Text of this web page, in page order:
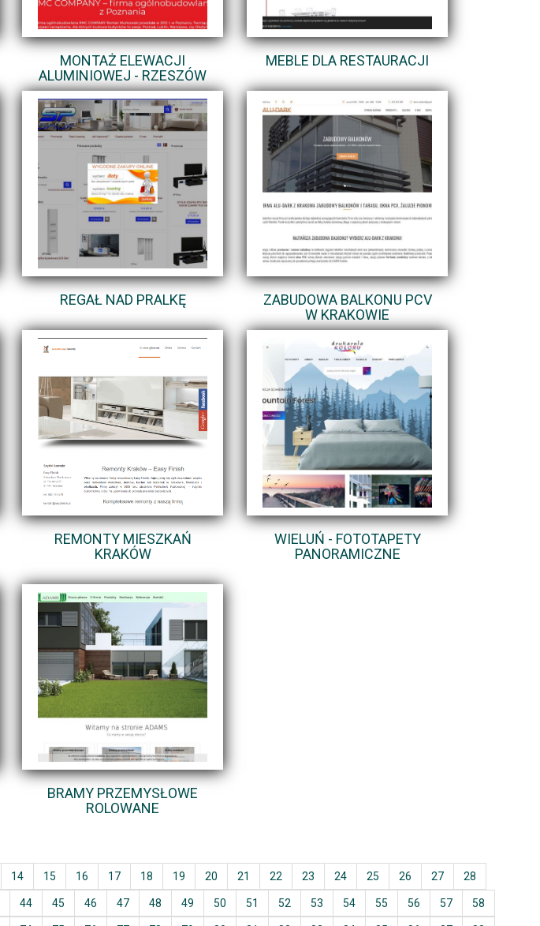
MONTAŻ ELEWACJI
ALUMINIOWEJ - RZESZÓW
MEBLE DLA RESTAURACJI
REGAŁ NAD PRALKĘ
ZABUDOWA BALKONU PCV
W KRAKOWIE
REMONTY MIESZKAŃ
KRAKÓW
WIELUŃ - FOTOTAPETY
PANORAMICZNE
BRAMY PRZEMYSŁOWE
ROLOWANE
14 15 16 17 18 19 20 21 22 23 24 25 26 27 28
44 45 46 47 48 49 50 51 52 53 54 55 56 57 58